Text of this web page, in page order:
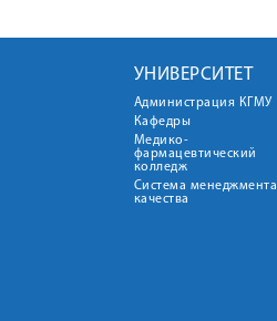
УНИВЕРСИТЕТ
Администрация КГМУ
Кафедры
Медико-
фармацевтический
колледж
Система менеджмента
качества